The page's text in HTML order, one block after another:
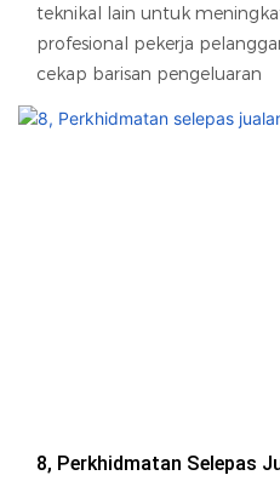
teknikal lain untuk
profesional pekerja
cekap barisan pengeluaran
8, Perkhidmatan Selepas